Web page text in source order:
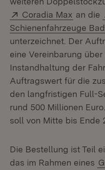
Extern:
Coradia Max (Öffnet
an die
Schienenfahrzeuge
unterzeichnet. Der
eine Vereinbarung
Instandhaltung der
Auftragswert für die
den langfristigen Full-
rund 500 Millionen
soll von Mitte bis Ende
Die Bestellung ist Teil
das im Rahmen eines